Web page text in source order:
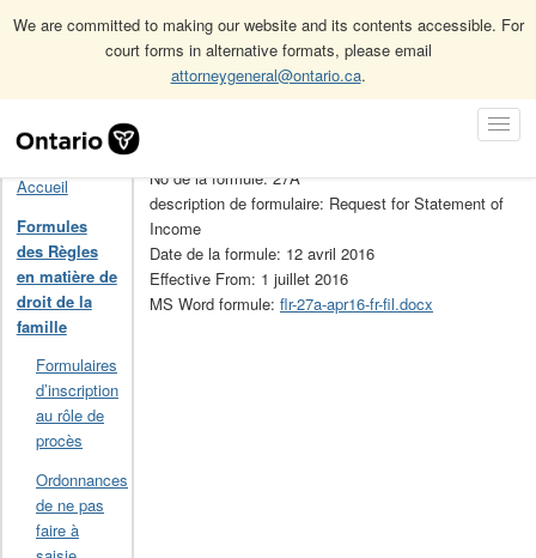
We are committed to making our website and its contents accessible. For
court forms in alternative formats, please email
attorneygeneral@ontario.ca.
Navigation
Accueil
Formules des Règles en matière de droit de la famille
27A
Accueil
Formules
des Règles
en matière de
droit de la
famille
Formulaires
d’inscription
au rôle de
procès
Ordonnances
de ne pas
faire à
No de la formule: 27A
description de formulaire: Request for Statement of
Income
Date de la formule: 12 avril 2016
Effective From: 1 juillet 2016
MS Word formule: flr-27a-apr16-fr-fil.docx